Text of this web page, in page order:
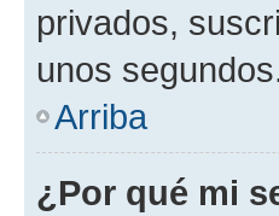
privados,
unos
Arriba
¿Por qué mi